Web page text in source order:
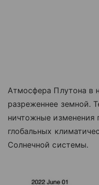
Атмосфера Плутона в
разреженнее земной.
ничтожные изменения
глобальных
Солнечной системы.